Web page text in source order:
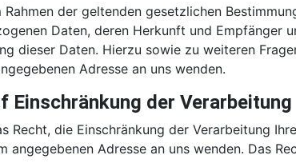
Rahmen der geltenden gesetzlichen
Daten, deren Herkunft und Empfänger
dieser Daten. Hierzu sowie zu weiteren
Adresse an uns wenden.
Einschränkung der Verarbeitung
Recht, die Einschränkung der Verarbeitung
angegebenen Adresse an uns wenden. Das